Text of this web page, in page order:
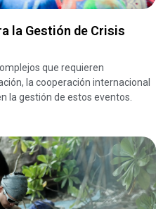
la Gestión de Crisis
que requieren
la cooperación internacional
la gestión de estos eventos.